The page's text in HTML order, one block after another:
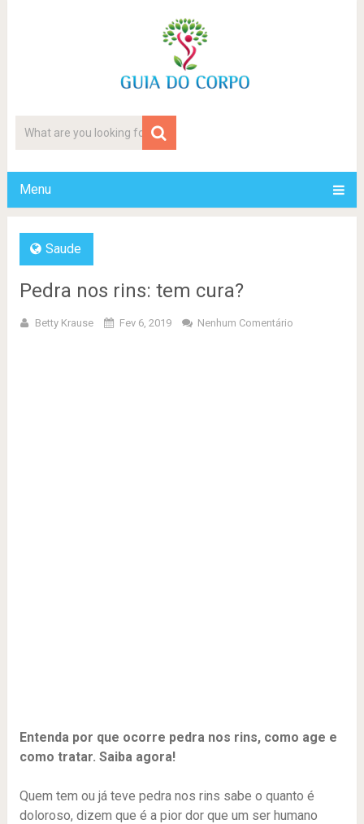
Menu
Saude
Pedra nos rins: tem cura?
Betty Krause Fev 6, 2019 Nenhum Comentário
Entenda por que ocorre pedra nos rins, como age e
como tratar. Saiba agora!
Quem tem ou já teve pedra nos rins sabe o quanto é
doloroso, dizem que é a pior dor que um ser humano